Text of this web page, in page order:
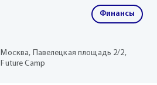
Финансы
Москва, Павелецкая площадь 2/2,
Future Camp